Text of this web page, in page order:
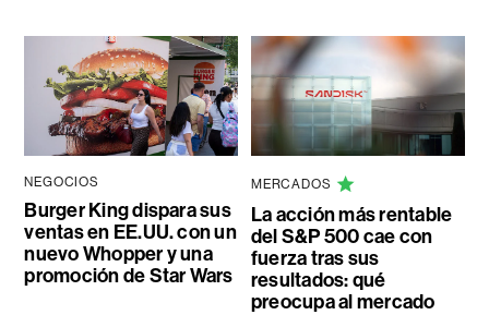
NEGOCIOS
Burger King dispara sus
ventas en EE.UU. con un
nuevo Whopper y una
promoción de Star Wars
MERCADOS
La acción más rentable
del S&P 500 cae con
fuerza tras sus
resultados: qué
preocupa al mercado